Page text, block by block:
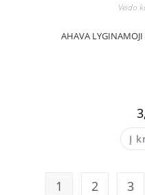
Veido
AHAVA
Į
1 2 3